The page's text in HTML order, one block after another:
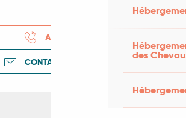
des
APPELER
CONTACTEZ-NOUS